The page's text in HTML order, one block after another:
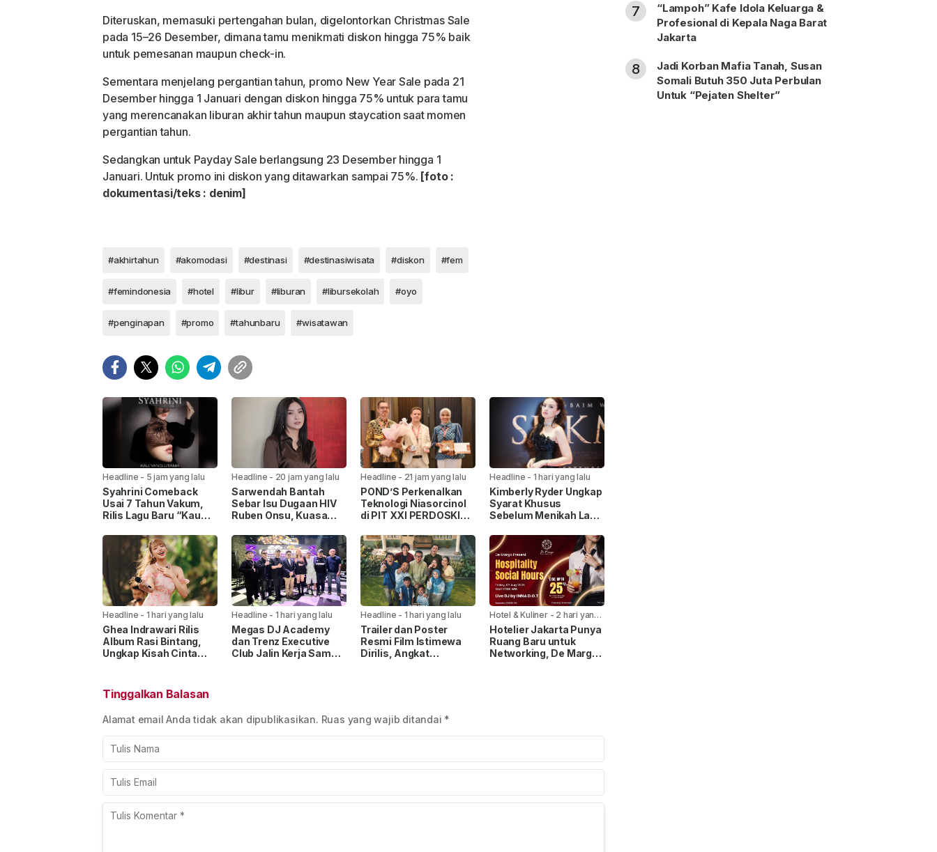
Diteruskan, memasuki pertengahan bulan, digelontorkan Christmas Sale
pada 15–26 Desember, dimana tamu menikmati diskon hingga 75% baik
untuk pemesanan maupun check-in.
Sementara menjelang pergantian tahun, promo New Year Sale pada 21
Desember hingga 1 Januari dengan diskon hingga 75% untuk para tamu
yang merencanakan liburan akhir tahun maupun staycation saat momen
pergantian tahun.
Sedangkan untuk Payday Sale berlangsung 23 Desember hingga 1
Januari. Untuk promo ini diskon yang ditawarkan sampai 75%. [foto :
dokumentasi/teks : denim]
#akhirtahun #akomodasi #destinasi #destinasiwisata #diskon #fem
#femindonesia #hotel #libur #liburan #libursekolah #oyo
#penginapan #promo #tahunbaru #wisatawan
Headline - 5 jam yang lalu
Syahrini Comeback
Usai 7 Tahun Vakum,
Rilis Lagu Baru “Kau
Keluarga
Headline - 20 jam yang lalu
Sarwendah Bantah
Sebar Isu Dugaan HIV
Ruben Onsu, Kuasa
Headline - 21 jam yang lalu
POND’S Perkenalkan
Teknologi Niasorcinol
di PIT XXI PERDOSKI
“Real Glow” Berbasis
Sains
Headline - 1 hari yang lalu
Kimberly Ryder Ungkap
Syarat Khusus
Sebelum Menikah Lagi,
Pasangan
Headline - 1 hari yang lalu
Ghea Indrawari Rilis
Album Rasi Bintang,
Ungkap Kisah Cinta
Headline - 1 hari yang lalu
Megas DJ Academy
dan Trenz Executive
Club Jalin Kerja Sama,
Headline - 1 hari yang lalu
Trailer dan Poster
Resmi Film Istimewa
Dirilis, Angkat
Hotel & Kuliner - 2 hari yang
lalu
Hotelier Jakarta Punya
Ruang Baru untuk
Networking, De Margo
Tinggalkan Balasan
Alamat email Anda tidak akan dipublikasikan. Ruas yang wajib ditandai *
7
“Lampoh” Kafe Idola Keluarga &
Profesional di Kepala Naga Barat
Jakarta
8
Jadi Korban Mafia Tanah, Susan
Somali Butuh 350 Juta Perbulan
Untuk “Pejaten Shelter”